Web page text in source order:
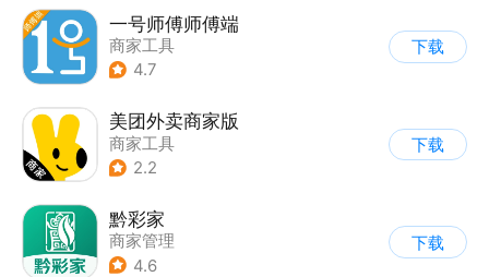
一号师傅师傅端
商家工具
4.7
下载
美团外卖商家版
商家工具
2.2
下载
黔彩家
商家管理
4.6
下载